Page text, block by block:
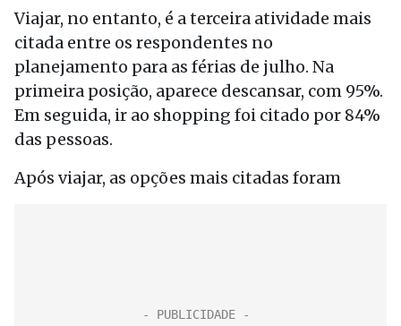
Viajar, no entanto, é a terceira atividade mais
citada entre os respondentes no
planejamento para as férias de julho. Na
primeira posição, aparece descansar, com 95%.
Em seguida, ir ao shopping foi citado por 84%
das pessoas.
Após viajar, as opções mais citadas foram